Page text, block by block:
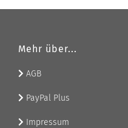
Mehr über...
AGB
PayPal Plus
Impressum